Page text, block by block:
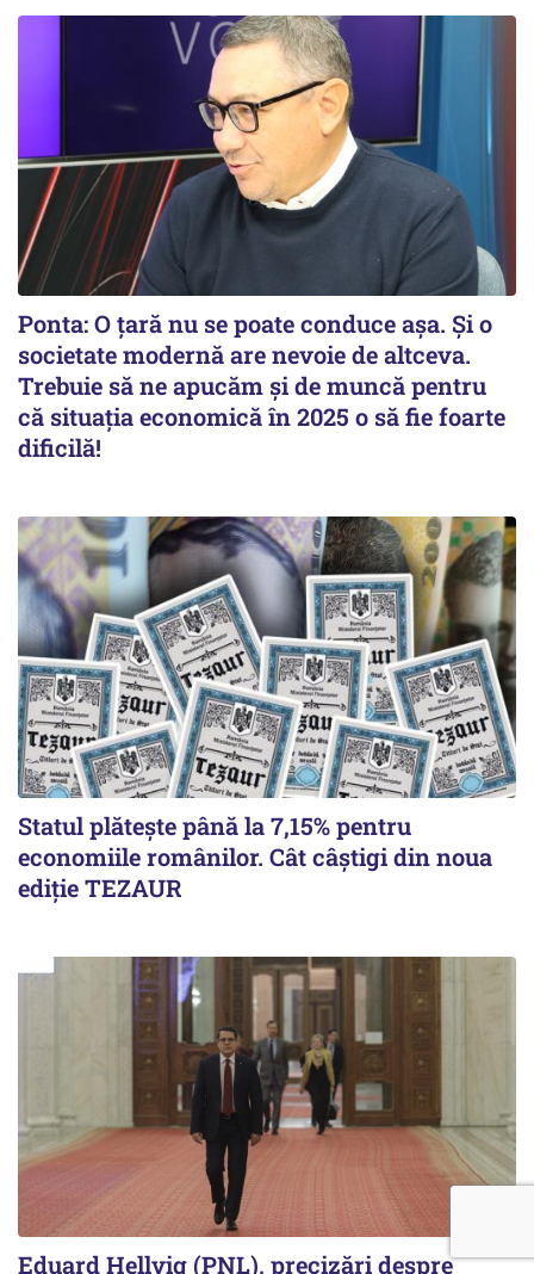
Ponta: O țară nu se poate conduce așa. Și o
societate modernă are nevoie de altceva.
Trebuie să ne apucăm și de muncă pentru
că situația economică în 2025 o să fie foarte
dificilă!
Statul plătește până la 7,15% pentru
economiile românilor. Cât câștigi din noua
ediție TEZAUR
Eduard Hellvig (PNL), precizări despre